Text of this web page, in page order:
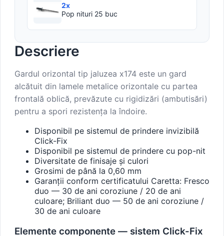
2x
Pop nituri 25 buc
Descriere
Gardul orizontal tip jaluzea x174 este un gard
alcătuit din lamele metalice orizontale cu partea
frontală oblică, prevăzute cu rigidizări (ambutisări)
pentru a spori rezistența la îndoire.
Disponibil pe sistemul de prindere invizibilă
Click-Fix
Disponibil pe sistemul de prindere cu pop-nit
Diversitate de finisaje și culori
Grosimi de până la 0,60 mm
Garanții conform certificatului Caretta: Fresco
duo — 30 de ani coroziune / 20 de ani
culoare; Briliant duo — 50 de ani coroziune /
30 de ani culoare
Elemente componente — sistem Click-Fix